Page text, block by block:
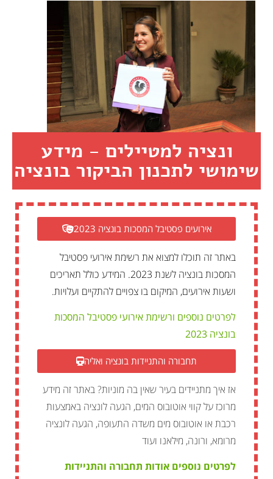
ונציה למטיילים - מידע
שימושי לתכנון הביקור בונציה
אירועים פסטיבל המסכות בונציה 2023
באתר זה תוכלו למצוא את רשימת אירועי פסטיבל
המסכות בונציה לשנת 2023. המידע כולל תאריכים
ושעות אירועים, המיקום בו צפויים להתקיים ועלויות.
לפרטים נוספים ורשימת אירועי פסטיבל המסכות
בונציה 2023
תחבורה והתניידות בונציה ואליה
אז איך מתניידים בעיר שאין בה מוניות? באתר זה מידע
מרוכז על קווי אוטובוס המים, הגעה לונציה באמצעות
רכבת או אוטובוס מים משדה התעופה, הגעה לונציה
מרומא, ורונה, מילאנו ועוד
לפרטים נוספים אודות תחבורה והתניידות